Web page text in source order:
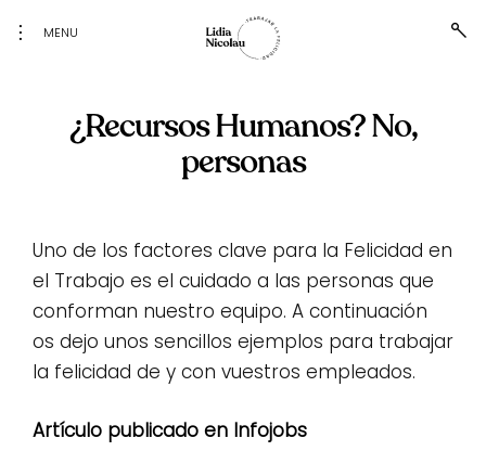
felicidad
Nicolau
toggle
open/close
MENU
¿Recursos Humanos? No,
personas
Uno de los factores clave para la Felicidad en
el Trabajo es el cuidado a las personas que
conforman nuestro equipo. A continuación
os dejo unos sencillos ejemplos para trabajar
la felicidad de y con vuestros empleados.
Artículo publicado en Infojobs